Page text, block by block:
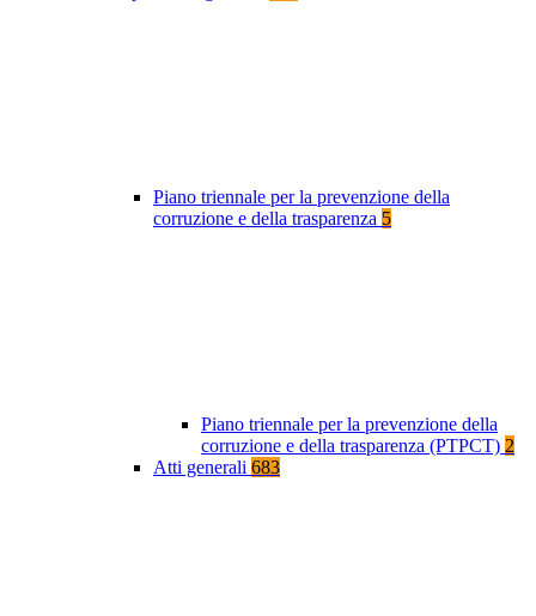
Piano triennale per la prevenzione della
corruzione e della trasparenza 5
Piano triennale per la prevenzione della
corruzione e della trasparenza (PTPCT) 2
Atti generali 683